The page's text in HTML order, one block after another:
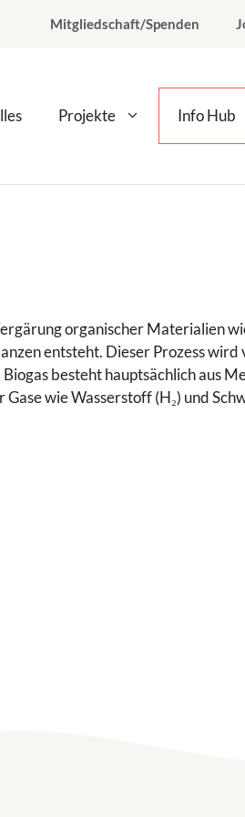
Mitgliedschaft/Spenden
Projekte Info Hub
organischer Materialien
entsteht. Dieser Prozess wird
besteht hauptsächlich aus
wie Wasserstoff (H₂) und